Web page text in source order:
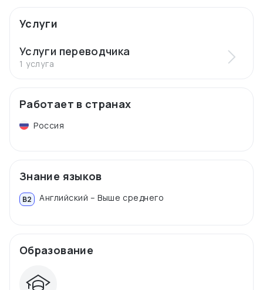
Услуги
Услуги переводчика
1 услуга
Работает в странах
Россия
Знание языков
B2 Английский – Выше среднего
Образование